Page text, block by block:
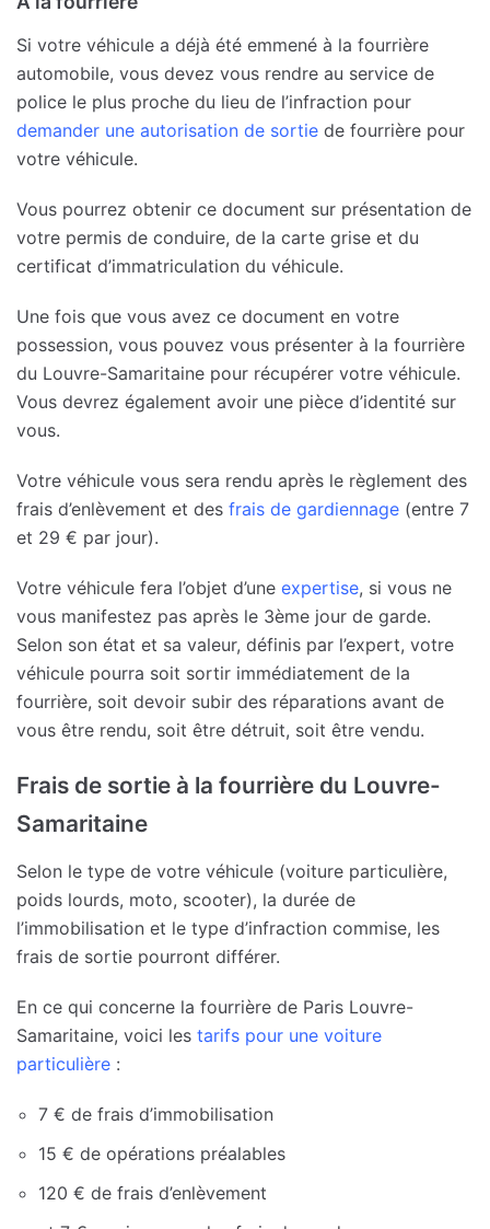
Si votre véhicule a déjà été emmené à la fourrière
automobile, vous devez vous rendre au service de
police le plus proche du lieu de l’infraction pour
demander une autorisation de sortie de fourrière pour
votre véhicule.
Vous pourrez obtenir ce document sur présentation de
votre permis de conduire, de la carte grise et du
certificat d’immatriculation du véhicule.
Une fois que vous avez ce document en votre
possession, vous pouvez vous présenter à la fourrière
du Louvre-Samaritaine pour récupérer votre véhicule.
Vous devrez également avoir une pièce d’identité sur
vous.
Votre véhicule vous sera rendu après le règlement des
frais d’enlèvement et des frais de gardiennage (entre 7
et 29 € par jour).
Votre véhicule fera l’objet d’une expertise, si vous ne
vous manifestez pas après le 3ème jour de garde.
Selon son état et sa valeur, définis par l’expert, votre
véhicule pourra soit sortir immédiatement de la
fourrière, soit devoir subir des réparations avant de
vous être rendu, soit être détruit, soit être vendu.
Frais de sortie à la fourrière du Louvre-
Samaritaine
Selon le type de votre véhicule (voiture particulière,
poids lourds, moto, scooter), la durée de
l’immobilisation et le type d’infraction commise, les
frais de sortie pourront différer.
En ce qui concerne la fourrière de Paris Louvre-
Samaritaine, voici les tarifs pour une voiture
particulière :
7 € de frais d’immobilisation
15 € de opérations préalables
120 € de frais d’enlèvement